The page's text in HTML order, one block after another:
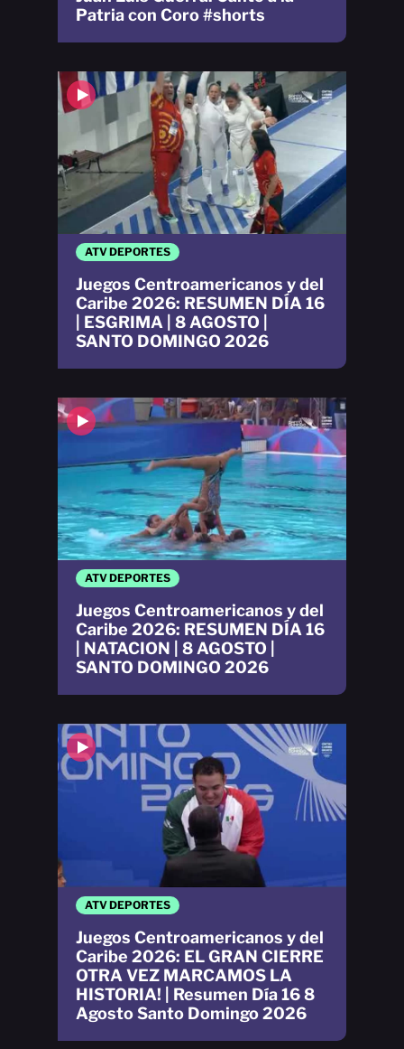
Patria con Coro #shorts
ATV DEPORTES
Juegos Centroamericanos y del
Caribe 2026: EL GRAN CIERRE
OTRA VEZ MARCAMOS LA
HISTORIA! | Resumen Día 16 8
Agosto Santo Domingo 2026
ATV DEPORTES
Juegos Centroamericanos y del
Caribe 2026: RESUMEN DÍA 16
| NATACION | 8 AGOSTO |
SANTO DOMINGO 2026
ATV DEPORTES
Juegos Centroamericanos y del
Caribe 2026: RESUMEN DÍA 16
| ESGRIMA | 8 AGOSTO |
SANTO DOMINGO 2026